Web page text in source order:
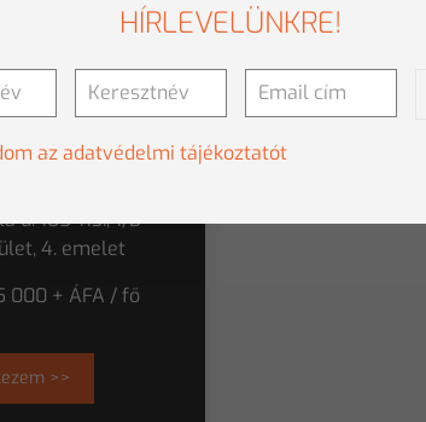
05-05
u. 105-113., 1/B
4. emelet
000 + ÁFA / fő
>>
HÍRLEVELÜNKRE!
az adatvédelmi tájékoztatót